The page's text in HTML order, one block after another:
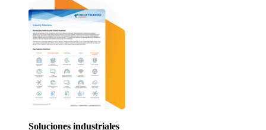
Soluciones industriales